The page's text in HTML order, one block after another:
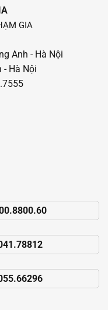
GIA
Anh - Hà Nội
- Hà Nội